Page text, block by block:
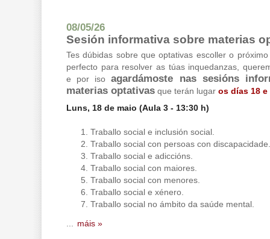
08/05/26
Sesión informativa sobre materias
Tes dúbidas sobre que optativas escoller o
perfecto para resolver as túas inquedanzas,
e por isoagardámoste nas sesións
materias optativas que terán lugar os días 18 e
Luns, 18 de maio (Aula 3 - 13:30 h)
Traballo social e inclusión social.
Traballo social con persoas con discapacidade.
Traballo social e adiccións.
Traballo social con maiores.
Traballo social con menores.
Traballo social e xénero.
Traballo social no ámbito da saúde mental.
máis »